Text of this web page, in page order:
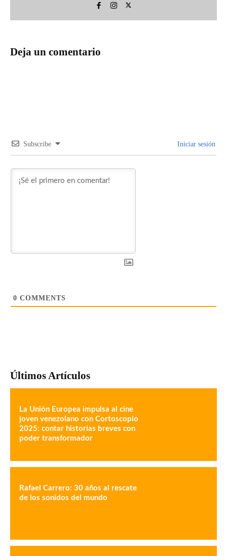
Deja un comentario
Subscribe Iniciar sesión
0 COMMENTS
Últimos Artículos
La Unión Europea impulsa al cine
joven venezolano con Cortoscopio
2025: contar historias breves con
poder transformador
Rafael Carrero: 30 años al rescate
de los sonidos del mundo